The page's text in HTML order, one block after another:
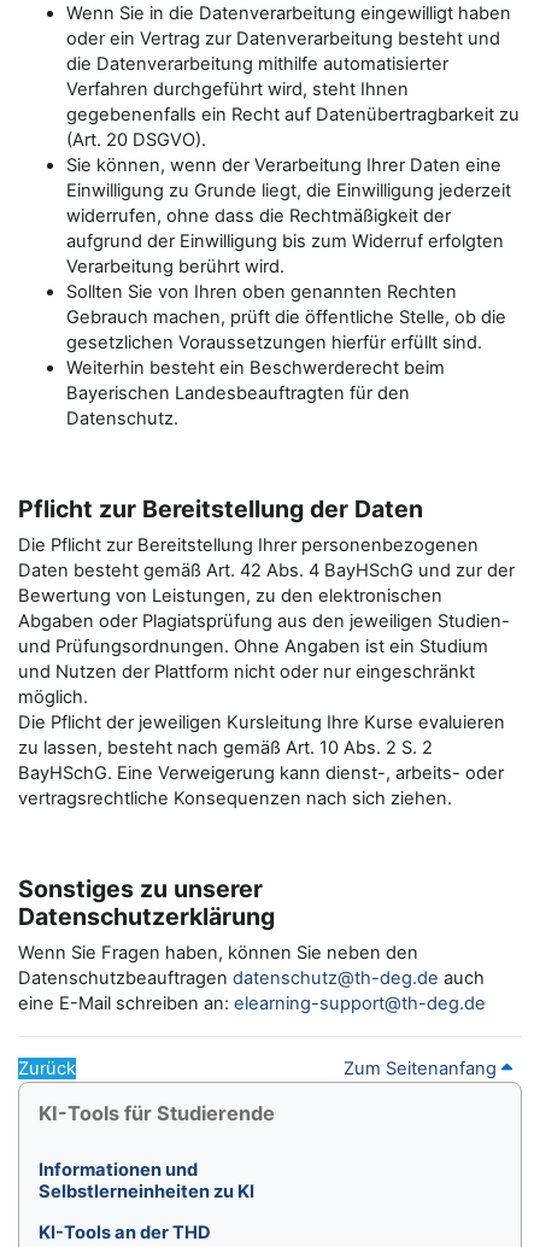
Wenn Sie in die Datenverarbeitung eingewilligt haben
oder ein Vertrag zur Datenverarbeitung besteht und
die Datenverarbeitung mithilfe automatisierter
Verfahren durchgeführt wird, steht Ihnen
gegebenenfalls ein Recht auf Datenübertragbarkeit zu
(Art. 20 DSGVO).
Sie können, wenn der Verarbeitung Ihrer Daten eine
Einwilligung zu Grunde liegt, die Einwilligung jederzeit
widerrufen, ohne dass die Rechtmäßigkeit der
aufgrund der Einwilligung bis zum Widerruf erfolgten
Verarbeitung berührt wird.
Sollten Sie von Ihren oben genannten Rechten
Gebrauch machen, prüft die öffentliche Stelle, ob die
gesetzlichen Voraussetzungen hierfür erfüllt sind.
Weiterhin besteht ein Beschwerderecht beim
Bayerischen Landesbeauftragten für den
Datenschutz.
Pflicht zur Bereitstellung der Daten
Die Pflicht zur Bereitstellung Ihrer personenbezogenen
Daten besteht gemäß Art. 42 Abs. 4 BayHSchG und zur der
Bewertung von Leistungen, zu den elektronischen
Abgaben oder Plagiatsprüfung aus den jeweiligen Studien-
und Prüfungsordnungen. Ohne Angaben ist ein Studium
und Nutzen der Plattform nicht oder nur eingeschränkt
möglich.
Die Pflicht der jeweiligen Kursleitung Ihre Kurse evaluieren
zu lassen, besteht nach gemäß Art. 10 Abs. 2 S. 2
BayHSchG. Eine Verweigerung kann dienst-, arbeits- oder
vertragsrechtliche Konsequenzen nach sich ziehen.
Sonstiges zu unserer
Datenschutzerklärung
Wenn Sie Fragen haben, können Sie neben den
Datenschutzbeauftragen datenschutz@th-deg.de auch
eine E-Mail schreiben an: elearning-support@th-deg.de
Zurück Zum Seitenanfang
Blöcke
KI-Tools für Studierende überspringen
KI-Tools für Studierende
Informationen und
Selbstlerneinheiten zu KI
KI-Tools an der THD